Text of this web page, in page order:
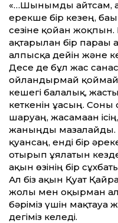
«…Шынымды айтсам,
ерекше бір кезең,
сезіне қойған
ақтарылған бір парағы
алпысқа дейін және
Десе де бұл жас
ойландырмай
кешегі балалық,
кеткенін ұғасың. Соны
шаруаң, жасамаған
жаныңды мазалайды.
қуансаң, енді бір
отырып ұялатын
ақын өзінің бір
Ал біз ақын Қуат
жолы мен оқырман
бәріміз үшін
дегіміз келеді.